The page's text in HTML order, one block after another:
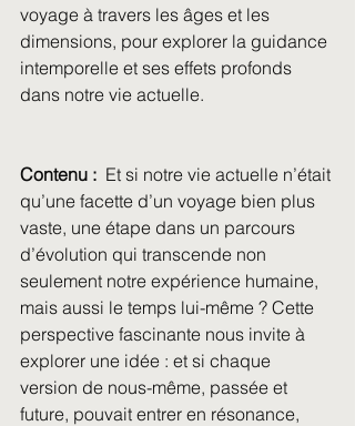
voyage à travers les âges et les
dimensions, pour explorer la guidance
intemporelle et ses effets profonds
dans notre vie actuelle.
Contenu :
  Et si notre vie actuelle n’était
qu’une facette d’un voyage bien plus
vaste, une étape dans un parcours
d’évolution qui transcende non
seulement notre expérience humaine,
mais aussi le temps lui-même ? Cette
perspective fascinante nous invite à
explorer une idée : et si chaque
version de nous-même, passée et
future, pouvait entrer en résonance,